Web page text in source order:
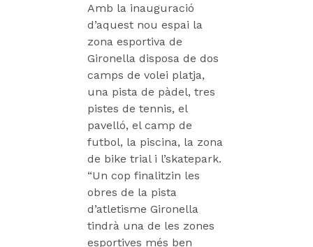
Amb la inauguració
d’aquest nou espai la
zona esportiva de
Gironella disposa de dos
camps de volei platja,
una pista de pàdel, tres
pistes de tennis, el
pavelló, el camp de
futbol, la piscina, la zona
de bike trial i l’skatepark.
“Un cop finalitzin les
obres de la pista
d’atletisme Gironella
tindrà una de les zones
esportives més ben